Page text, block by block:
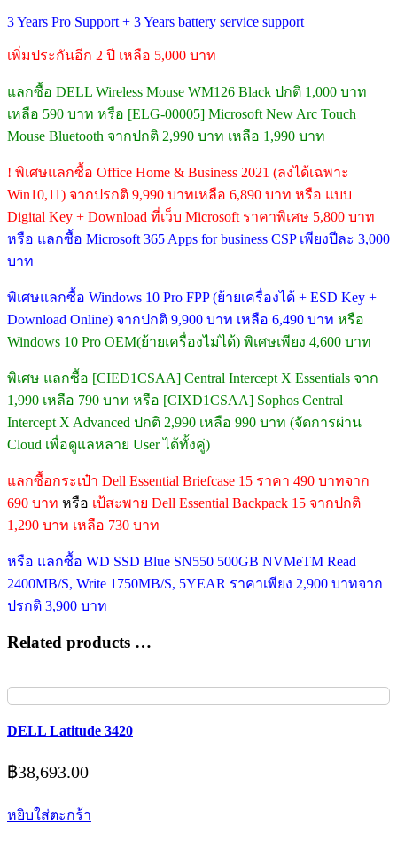
3 Years Pro Support + 3 Years battery service support
เพิ่มประกันอีก 2 ปี เหลือ 5,000 บาท
แลกซื้อ DELL Wireless Mouse WM126 Black ปกติ 1,000 บาท
เหลือ 590 บาท หรือ [ELG-00005] Microsoft New Arc Touch
Mouse Bluetooth จากปกติ 2,990 บาท เหลือ 1,990 บาท
! พิเศษแลกซื้อ Office Home & Business 2021 (ลงได้เฉพาะ
Win10,11) จากปรกติ 9,990 บาทเหลือ 6,890 บาท หรือ แบบ
Digital Key + Download ที่เว็บ Microsoft ราคาพิเศษ 5,800 บาท
หรือ แลกซื้อ Microsoft 365 Apps for business CSP เพียงปีละ 3,000
บาท
พิเศษแลกซื้อ Windows 10 Pro FPP (ย้ายเครื่องได้ + ESD Key +
Download Online) จากปกติ 9,900 บาท เหลือ 6,490 บาท หรือ
Windows 10 Pro OEM(ย้ายเครื่องไม่ได้) พิเศษเพียง 4,600 บาท
พิเศษ แลกซื้อ [CIED1CSAA] Central Intercept X Essentials จาก
1,990 เหลือ 790 บาท หรือ [CIXD1CSAA] Sophos Central
Intercept X Advanced ปกติ 2,990 เหลือ 990 บาท (จัดการผ่าน
Cloud เพื่อดูแลหลาย User ได้ทั้งคู่)
แลกซื้อกระเป๋า Dell Essential Briefcase 15 ราคา 490 บาทจาก
690 บาท หรือ เป้สะพาย Dell Essential Backpack 15 จากปกติ
1,290 บาท เหลือ 730 บาท
หรือ แลกซื้อ WD SSD Blue SN550 500GB NVMeTM Read
2400MB/S, Write 1750MB/S, 5YEAR ราคาเพียง 2,900 บาทจาก
ปรกติ 3,900 บาท
Related products …
DELL Latitude 3420
฿38,693.00
หยิบใส่ตะกร้า